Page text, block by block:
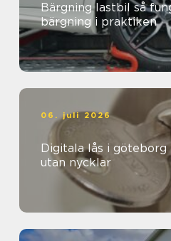
Bärgning lastbil så fungerar tung
bärgning i praktiken
06. juli 2026
Digitala lås i göteborg modern säkerhet
utan nycklar